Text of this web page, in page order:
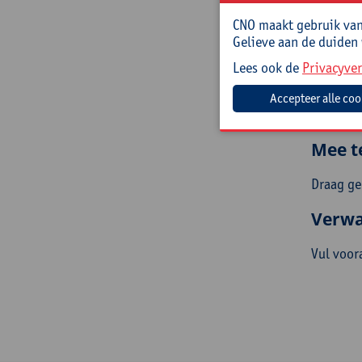
een
Er is
Mee
Draag
Vul
CNO maakt gebruik
Gelieve aan de
Lees ook de